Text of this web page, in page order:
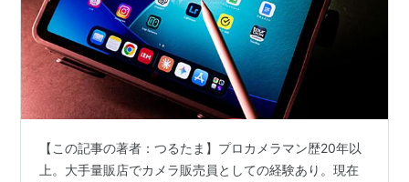
【この記事の著者：つるたま】プロカメラマン歴20年以
上。大手量販店でカメラ販売員としての経験あり。現在